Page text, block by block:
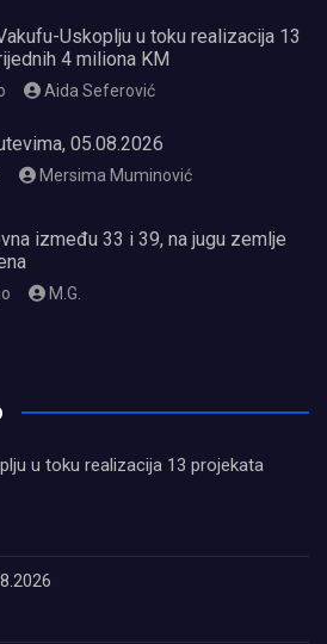
Uskoplju u toku realizacija 13
4 miliona KM
Aida Seferović
05.08.2026
Mersima Muminović
između 33 i 39, na jugu zemlje
M.G.
u toku realizacija 13 projekata